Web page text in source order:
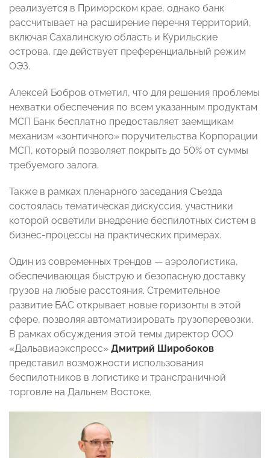
реализуется в Приморском крае, однако банк
рассчитывает на расширение перечня территорий,
включая Сахалинскую область и Курильские
острова, где действует преференциальный режим
ОЭЗ.
Алексей Бобров отметил, что для решения проблемы
нехватки обеспечения по всем указанным продуктам
МСП Банк бесплатно предоставляет заемщикам
механизм «зонтичного» поручительства Корпорации
МСП, который позволяет покрыть до 50% от суммы
требуемого залога.
Также в рамках пленарного заседания Съезда
состоялась тематическая дискуссия, участники
которой осветили внедрение беспилотных систем в
бизнес-процессы на практических примерах.
Один из современных трендов — аэрологистика,
обеспечивающая быструю и безопасную доставку
грузов на любые расстояния. Стремительное
развитие БАС открывает новые горизонты в этой
сфере, позволяя автоматизировать грузоперевозки.
В рамках обсуждения этой темы директор ООО
«Дальавиаэкспресс» Дмитрий Широбоков
представил возможности использования
беспилотников в логистике и трансграничной
торговле на Дальнем Востоке.